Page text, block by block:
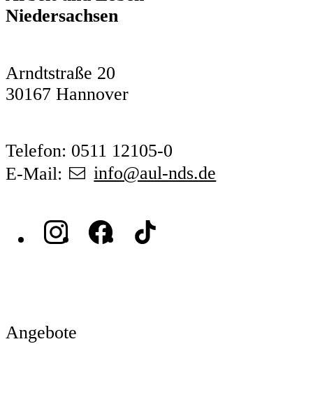
Niedersachsen
Arndtstraße 20
30167 Hannover
Telefon: 0511 12105-0
E-Mail:
info@aul-nds.de
Angebote